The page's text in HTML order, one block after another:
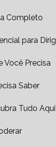
Completo
para
Você Precisa
Saber
Tudo Aqui